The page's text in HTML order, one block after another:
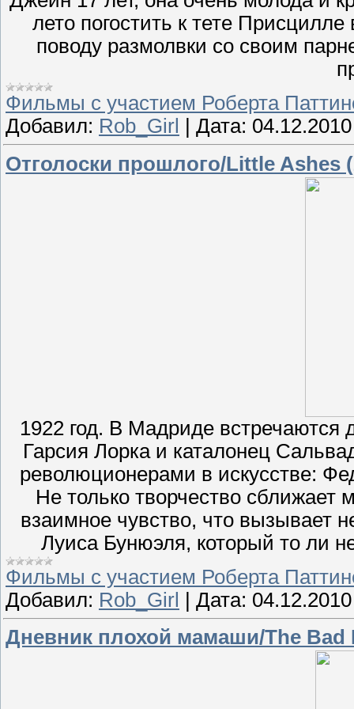
лето погостить к тете
поводу размолвки со своим
Фильмы с участием Роберта
Добавил: Rob_Girl Дата: 04.12.2010
Отголоски прошлого/Little Ashes
1922 год. В Мадриде
Гарсия Лорка и каталонец
революционерами в искусстве:
Не только творчество
взаимное чувство, что вызывает
Луиса Бунюэля, который то ли
Фильмы с участием Роберта
Добавил: Rob_Girl | Дата: 04.12.2010
Дневник плохой мамаши/The Bad